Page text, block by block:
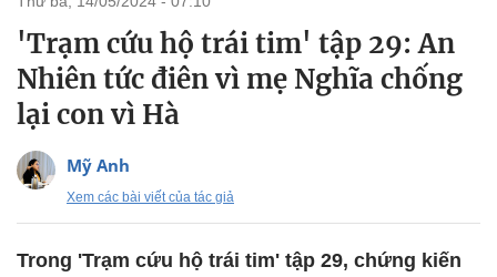
'Trạm cứu hộ trái tim' tập 29: An
Nhiên tức điên vì mẹ Nghĩa chống
lại con vì Hà
Mỹ Anh
Xem các bài viết của tác giả
Trong 'Trạm cứu hộ trái tim' tập 29, chứng kiến